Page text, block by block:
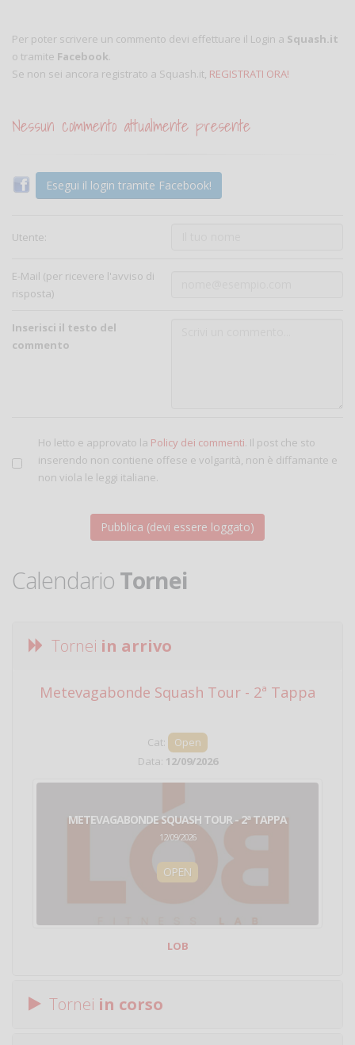
Per poter scrivere un commento devi effettuare il Login a Squash.it
o tramite Facebook.
Se non sei ancora registrato a Squash.it, REGISTRATI ORA!
Nessun commento attualmente presente
Esegui il login tramite Facebook!
Utente:
E-Mail (per ricevere l'avviso di
risposta)
Inserisci il testo del
commento
Ho letto e approvato la Policy dei commenti. Il post che sto
inserendo non contiene offese e volgarità, non è diffamante e
non viola le leggi italiane.
Calendario Tornei
Tornei in arrivo
Metevagabonde Squash Tour - 2ª Tappa
Cat:
Open
Data: 12/09/2026
METEVAGABONDE SQUASH TOUR - 2ª TAPPA
12/09/2026
OPEN
LOB
Tornei in corso